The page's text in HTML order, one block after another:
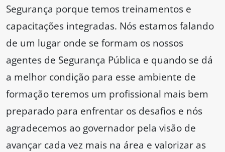
Segurança porque temos treinamentos e
capacitações integradas. Nós estamos falando
de um lugar onde se formam os nossos
agentes de Segurança Pública e quando se dá
a melhor condição para esse ambiente de
formação teremos um profissional mais bem
preparado para enfrentar os desafios e nós
agradecemos ao governador pela visão de
avançar cada vez mais na área e valorizar as